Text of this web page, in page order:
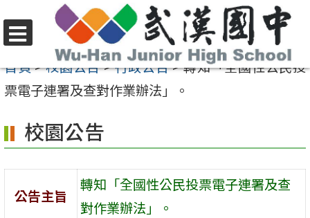
至
要
容
區
選
單
首頁>校園公告>行政公告>轉知「全國性公民投
票電子連署及查對作業辦法」。
校園公告
公告主旨
轉知「全國性公民投票電子連署及查
對作業辦法」。